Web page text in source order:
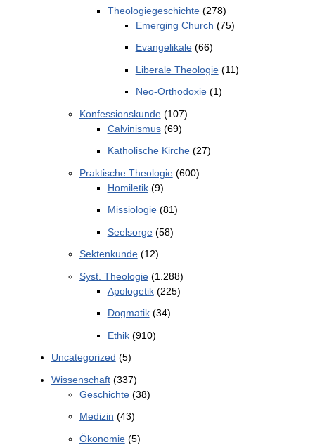
Theologiegeschichte(278)
Emerging Church (75)
Evangelikale(66)
Liberale Theologie(11)
Neo-Orthodoxie(1)
Konfessionskunde(107)
Calvinismus(69)
Katholische Kirche(27)
Praktische Theologie(600)
Homiletik(9)
Missiologie(81)
Seelsorge(58)
Sektenkunde(12)
Syst. Theologie(1.288)
Apologetik(225)
Dogmatik(34)
Ethik(910)
Uncategorized (5)
Wissenschaft(337)
Geschichte(38)
Medizin (43)
Ökonomie(5)